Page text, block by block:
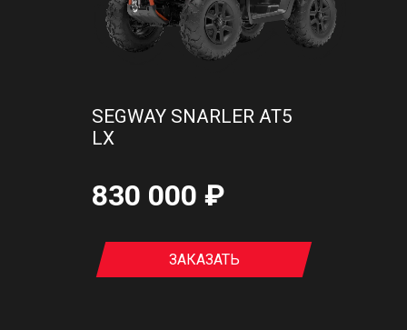
SEGWAY SNARLER AT5
LХ
830 000 ₽
ЗАКАЗАТЬ